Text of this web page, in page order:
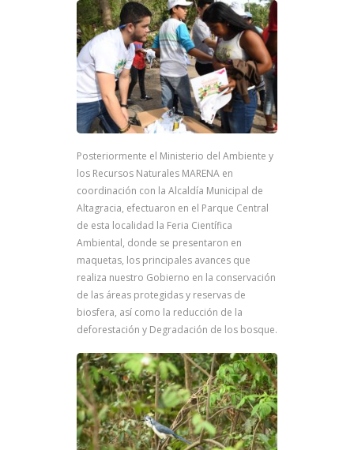
Posteriormente el Ministerio del Ambiente y
los Recursos Naturales MARENA en
coordinación con la Alcaldía Municipal de
Altagracia, efectuaron en el Parque Central
de esta localidad la Feria Científica
Ambiental, donde se presentaron en
maquetas, los principales avances que
realiza nuestro Gobierno en la conservación
de las áreas protegidas y reservas de
biosfera, así como la reducción de la
deforestación y Degradación de los bosque.